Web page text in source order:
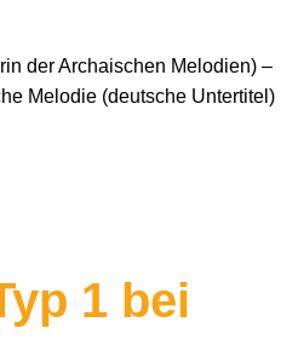
der Archaischen Melodien) –
Melodie (deutsche Untertitel)
1 bei